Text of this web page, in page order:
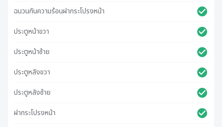
ฉนวนกันความร้อนฝากระโปรงหน้า
ประตูหน้าขวา
ประตูหน้าซ้าย
ประตูหลังขวา
ประตูหลังซ้าย
ฝากระโปรงหน้า